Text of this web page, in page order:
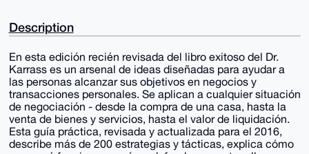
Description
En esta edición recién revisada del libro exitoso del Dr.
Karrass es un arsenal de ideas diseñadas para ayudar a
las personas alcanzar sus objetivos en negocios y
transacciones personales. Se aplican a cualquier situación
de negociación - desde la compra de una casa, hasta la
venta de bienes y servicios, hasta el valor de liquidación.
Esta guía práctica, revisada y actualizada para el 2016,
describe más de 200 estrategias y tácticas, explica cómo